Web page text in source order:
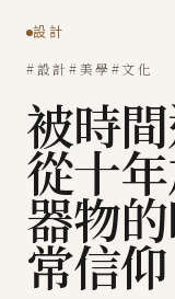
設計
#設計#美學#文化
被時
從十
器物
常信仰